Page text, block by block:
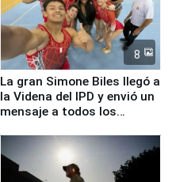
8
La gran Simone Biles llegó a
la Videna del IPD y envió un
mensaje a todos los